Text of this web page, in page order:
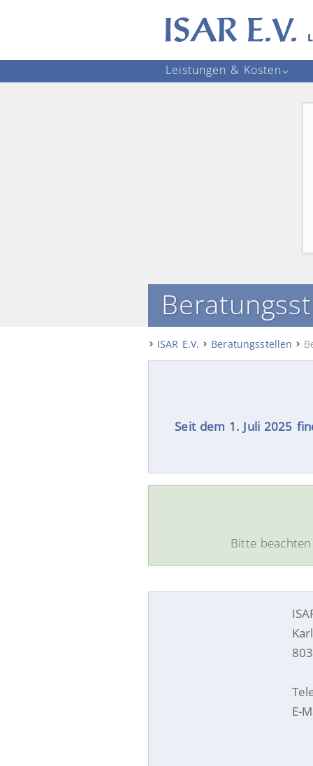
Navigation
Leistungen & Kosten
ISAR E.V. Beratungsstellen
Seit dem 1. Juli 2025
Bitte
E-